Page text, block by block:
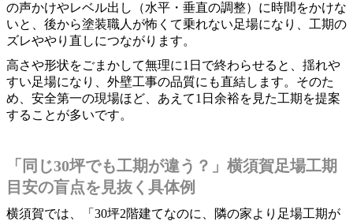
の声かけやレベル出し（水平・垂直の調整）に時間をかけな
いと、後から塗装職人が怖くて乗れない足場になり、工期の
ズレややり直しにつながります。
高さや形状をごまかして無理に1日で終わらせると、揺れや
すい足場になり、外壁工事の品質にも直結します。そのた
め、安全第一の現場ほど、あえて1日余裕を見た工期を提案
することが多いです。
「同じ30坪でも工期が違う？」横須賀足場工期
目安の盲点を見抜く具体例
横須賀では、「30坪2階建てなのに、隣の家より足場工期が